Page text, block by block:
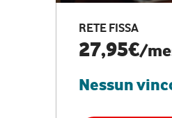
RETE FISSA
27,95€/
Nessun